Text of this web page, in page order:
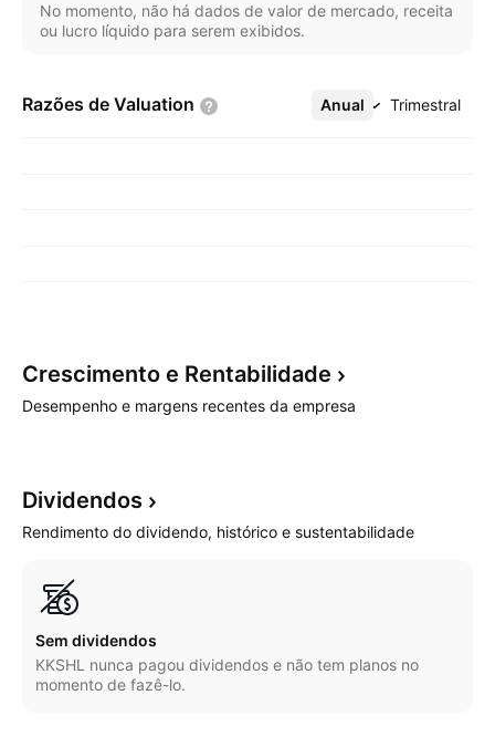
No momento, não há dados de valor de mercado, receita
ou lucro líquido para serem exibidos.
Razões de Valuation Anual Trimestral
Mais
Crescimento e Rentabilidade
Desempenho e margens recentes da empresa
Dividendos
Rendimento do dividendo, histórico e sustentabilidade
Sem dividendos
KKSHL nunca pagou dividendos e não tem planos no
momento de fazê-lo.